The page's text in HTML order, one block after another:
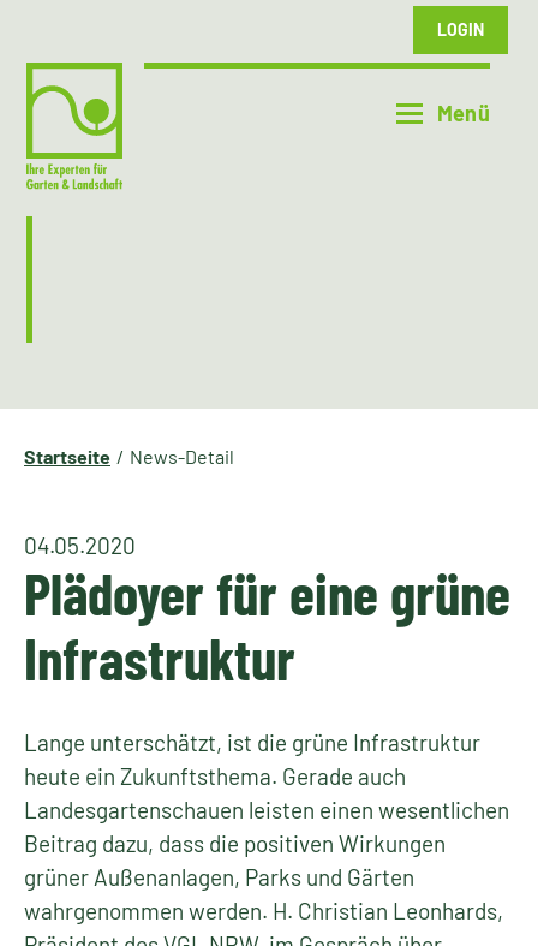
LOGIN
Startseite News-Detail
04.05.2020
Plädoyer für eine grüne
Infrastruktur
Lange unterschätzt, ist die grüne Infrastruktur
heute ein Zukunftsthema. Gerade auch
Landesgartenschauen leisten einen wesentlichen
Beitrag dazu, dass die positiven Wirkungen
grüner Außenanlagen, Parks und Gärten
wahrgenommen werden. H. Christian Leonhards,